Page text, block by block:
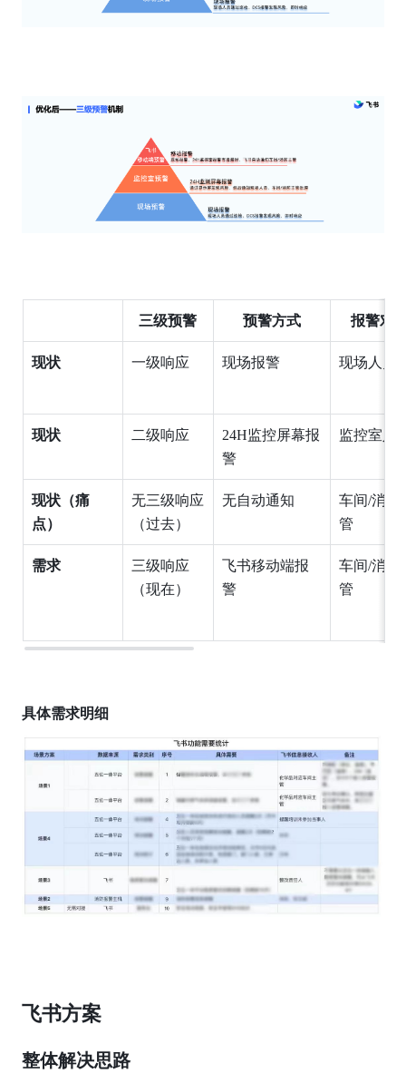
三级预警 预警方式 报警对
现状 一级响应 现场报警 现场人员
现状 二级响应
24H监控屏幕报
警
监控室人
现状（痛
点）
无三级响应
（过去）
无自动通知
车间/消防
管
需求
三级响应
（现在）
飞书移动端报
警
车间/消防
管
具体需求明细
飞书方案
整体解决思路